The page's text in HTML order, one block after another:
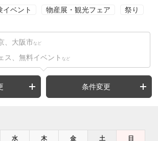
イベント 物産展・観光フェア 祭り
、大阪市 など
ス、無料イベント など
条件変更
水 木 金 土 日